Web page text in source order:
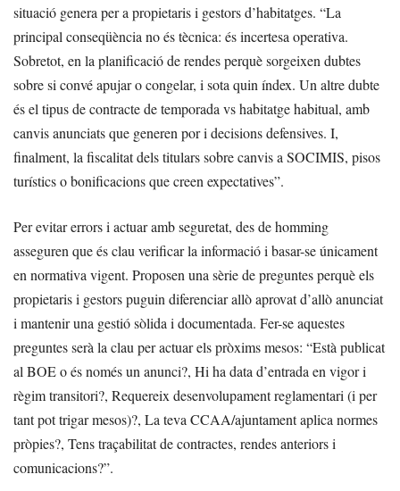
situació genera per a propietaris i gestors d’habitatges. “La
principal conseqüència no és tècnica: és incertesa operativa.
Sobretot, en la planificació de rendes perquè sorgeixen dubtes
sobre si convé apujar o congelar, i sota quin índex. Un altre dubte
és el tipus de contracte de temporada vs habitatge habitual, amb
canvis anunciats que generen por i decisions defensives. I,
finalment, la fiscalitat dels titulars sobre canvis a SOCIMIS, pisos
turístics o bonificacions que creen expectatives”.
Per evitar errors i actuar amb seguretat, des de homming
asseguren que és clau verificar la informació i basar-se únicament
en normativa vigent. Proposen una sèrie de preguntes perquè els
propietaris i gestors puguin diferenciar allò aprovat d’allò anunciat
i mantenir una gestió sòlida i documentada. Fer-se aquestes
preguntes serà la clau per actuar els pròxims mesos: “Està publicat
al BOE o és només un anunci?, Hi ha data d’entrada en vigor i
règim transitori?, Requereix desenvolupament reglamentari (i per
tant pot trigar mesos)?, La teva CCAA/ajuntament aplica normes
pròpies?, Tens traçabilitat de contractes, rendes anteriors i
comunicacions?”.